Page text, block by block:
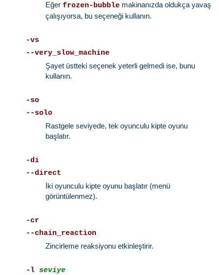
Eğerfrozen-bubble makinanızda oldukça yavaş
çalışıyorsa, bu seçeneği kullanın.
-vs
--very_slow_machine
Şayet üstteki seçenek yeterli gelmedi ise, bunu
kullanın.
-so
--solo
Rastgele seviyede, tek oyunculu kipte oyunu
başlatır.
-di
--direct
İki oyunculu kipte oyunu başlatır (menü
görüntülenmez).
-cr
--chain_reaction
Zincirleme reaksiyonu etkinleştirir.
-lseviye